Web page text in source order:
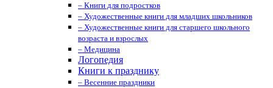
– Книги для подростков
– Художественные книги для младших школьников
– Художественные книги для старшего школьного
возраста и взрослых
– Медицина
Логопедия
Книги к празднику
– Весенние праздники